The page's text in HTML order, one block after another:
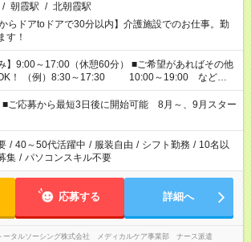
/ 朝霞駅 / 北朝霞駅
からドアtoドアで30分以内】介護施設でのお仕事。勤
す！
～17:00（休憩60分） ■ご希望があればその他
OK！ （例）8:30～17:30 10:00～19:00 など
休みを合わせたい」 「できれば残業はしたくない」
のご希望に沿ったお仕事をご紹介します！ ※Wワ
方へ 今ご覧のお仕事で希望する勤務時間と、もう1つ
勤務時間。 合計で週40時間を超える場合は応募でき
ご応募から最短3日後に開始可能 8月～、9月スター
/ 40～50代活躍中 / 服装自由 / シフト勤務 / 10名以
集 / パソコンスキル不要
応募する 詳細へ
ータルソーシング株式会社 メディカルケア事業部 ナース派遣